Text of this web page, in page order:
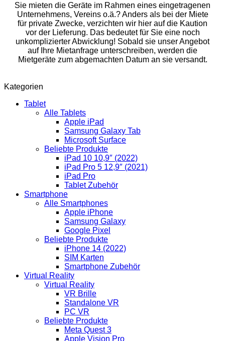
Sie mieten die Geräte im Rahmen eines eingetragenen
Unternehmens, Vereins o.ä.? Anders als bei der Miete
für private Zwecke, verzichten wir hier auf die Kaution
vor der Lieferung. Das bedeutet für Sie eine noch
unkomplizierter Abwicklung! Sobald sie unser Angebot
auf Ihre Mietanfrage unterschreiben, werden die
Mietgeräte zum abgemachten Datum an sie versandt.
Kategorien
Tablet
Alle Tablets
Apple iPad
Samsung Galaxy Tab
Microsoft Surface
Beliebte Produkte
iPad 10 10,9″ (2022)
iPad Pro 5 12,9″ (2021)
iPad Pro
Tablet Zubehör
Smartphone
Alle Smartphones
Apple iPhone
Samsung Galaxy
Google Pixel
Beliebte Produkte
iPhone 14 (2022)
SIM Karten
Smartphone Zubehör
Virtual Reality
Virtual Reality
VR Brille
Standalone VR
PC VR
Beliebte Produkte
Meta Quest 3
Apple Vision Pro